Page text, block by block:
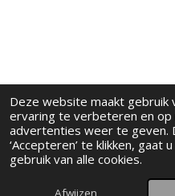
Deze website maakt gebruik
ervaring te verbeteren en op
advertenties weer te geven.
‘Accepteren’ te klikken, gaat
gebruik van alle cookies.
Afwijzen
KVK- 94690448
©semplonius